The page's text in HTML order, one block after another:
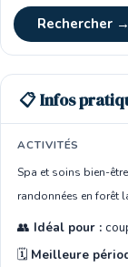
Rechercher →
📋 Infos
ACTIVITÉS
Spa et soins bien-être
randonnées en forêt
👥 Idéal pour :
🗓️ Meilleure